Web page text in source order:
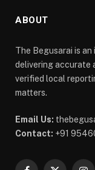
ABOUT
The Begusarai is
delivering accurate
verified local
matters.
Email Us:
Contact: +91